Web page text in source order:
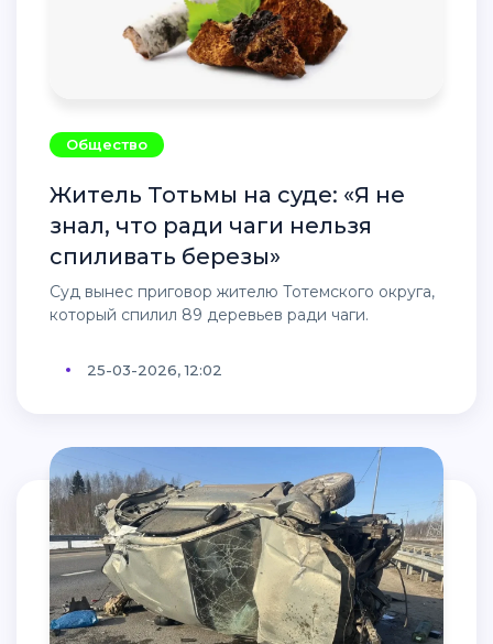
Общество
Житель Тотьмы на суде: «Я не
знал, что ради чаги нельзя
спиливать березы»
Суд вынес приговор жителю Тотемского округа,
который спилил 89 деревьев ради чаги.
25-03-2026, 12:02